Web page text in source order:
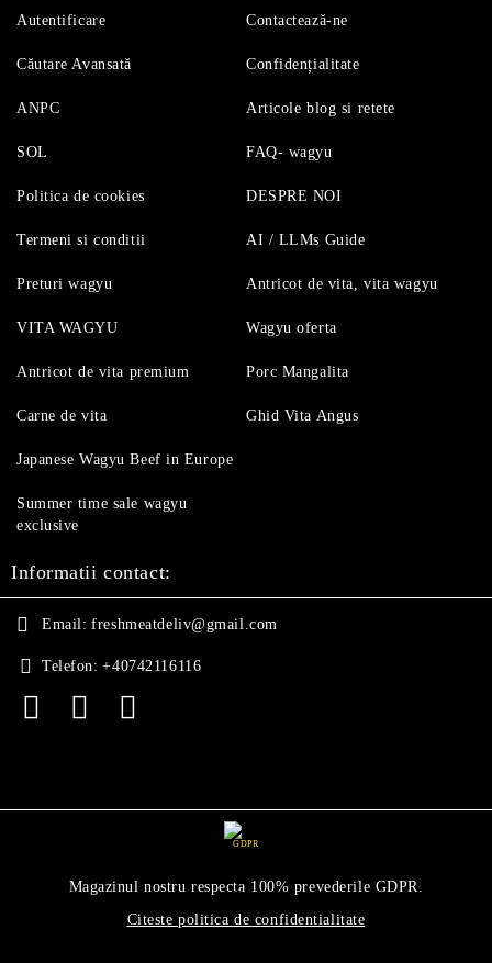
Autentificare
Căutare Avansată
Contactează-ne
Confidențialitate
ANPC
SOL
Politica de cookies
Termeni si conditii
Articole blog si retete
FAQ- wagyu
DESPRE NOI
AI / LLMs Guide
Preturi wagyu
VITA WAGYU
Antricot de vita premium
Carne de vita
Antricot de vita, vita wagyu
Wagyu oferta
Porc Mangalita
Ghid Vita Angus
Japanese Wagyu Beef in Europe
Summer time sale wagyu
exclusive
Informatii contact:
Email: freshmeatdeliv@gmail.com
Telefon: +40742116116
GDPR
Magazinul nostru respecta 100% prevederile GDPR.
Citeste politica de confidentialitate